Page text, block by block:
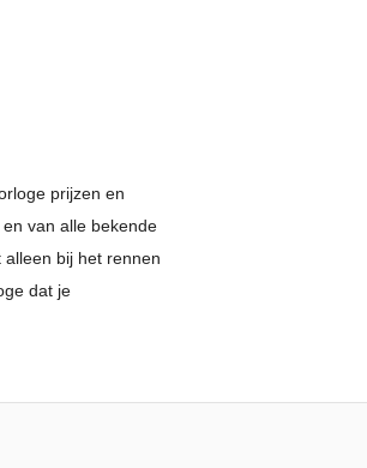
prijzen en
van alle bekende
bij het rennen
dat je